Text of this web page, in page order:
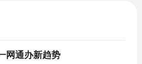
网通办新趋势